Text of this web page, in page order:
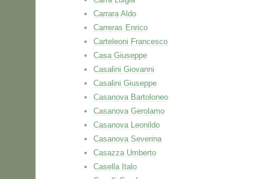
Carrara Aldo
Carreras Enrico
Carteleoni Francesco
Casa Giuseppe
Casalini Giovanni
Casalini Giuseppe
Casanova Bartoloneo
Casanova Gerolamo
Casanova Leonildo
Casanova Severina
Casazza Umberto
Casella Italo